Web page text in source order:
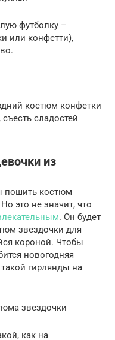
футболку –
или конфетти),
костюм конфетки
сладостей
из
пошить костюм
это не значит, что
. Он будет
звездочки для
короной. Чтобы
новогодняя
гирлянды на
звездочки
как на